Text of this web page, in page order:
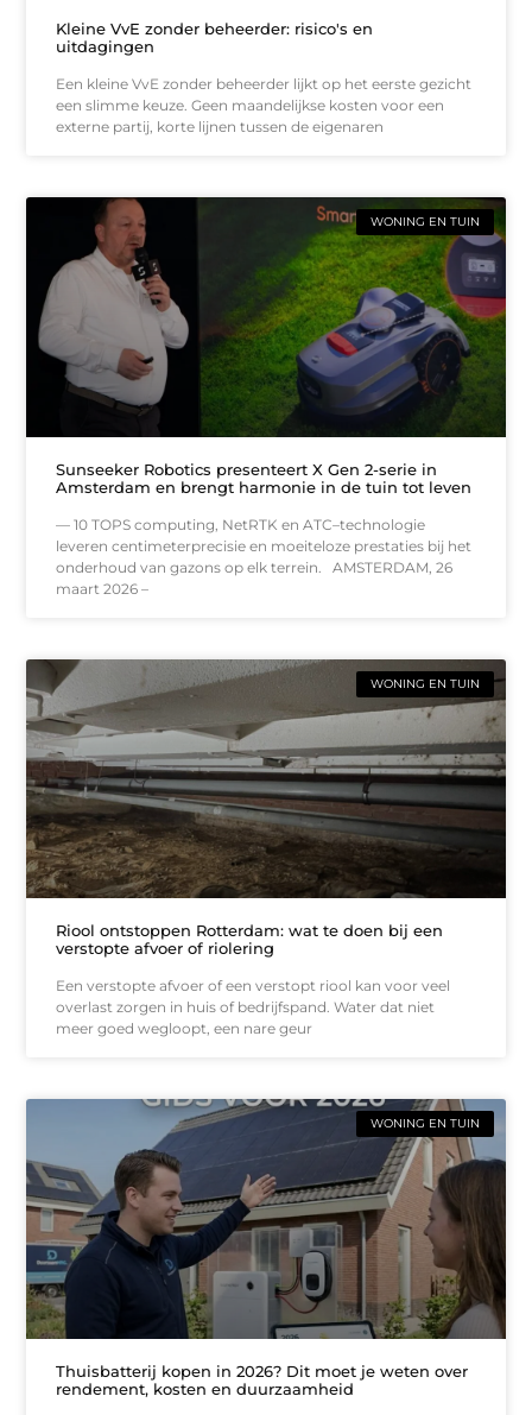
Kleine VvE zonder beheerder: risico's en
uitdagingen
Een kleine VvE zonder beheerder lijkt op het eerste gezicht
een slimme keuze. Geen maandelijkse kosten voor een
externe partij, korte lijnen tussen de eigenaren
WONING EN TUIN
Sunseeker Robotics presenteert X Gen 2-serie in
Amsterdam en brengt harmonie in de tuin tot leven
— 10 TOPS computing, NetRTK en ATC–technologie
leveren centimeterprecisie en moeiteloze prestaties bij het
onderhoud van gazons op elk terrein. AMSTERDAM, 26
maart 2026 –
WONING EN TUIN
Riool ontstoppen Rotterdam: wat te doen bij een
verstopte afvoer of riolering
Een verstopte afvoer of een verstopt riool kan voor veel
overlast zorgen in huis of bedrijfspand. Water dat niet
meer goed wegloopt, een nare geur
WONING EN TUIN
Thuisbatterij kopen in 2026? Dit moet je weten over
rendement, kosten en duurzaamheid